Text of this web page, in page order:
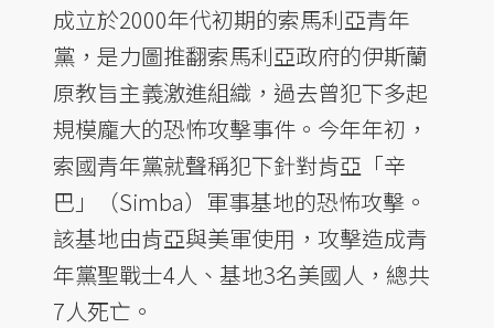
成立於2000年代初期的索馬利亞青年
黨，是力圖推翻索馬利亞政府的伊斯蘭
原教旨主義激進組織，過去曾犯下多起
規模龐大的恐怖攻擊事件。今年年初，
索國青年黨就聲稱犯下針對肯亞「辛
巴」（Simba）軍事基地的恐怖攻擊。
該基地由肯亞與美軍使用，攻擊造成青
年黨聖戰士4人、基地3名美國人，總共
7人死亡。